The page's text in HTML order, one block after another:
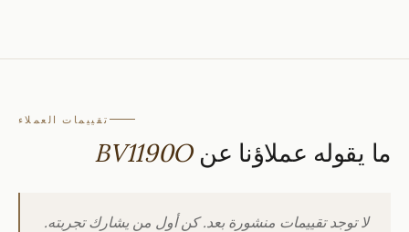
تقييمات العملاء
ما يقوله عملاؤنا عنBV1190O
لا توجد تقييمات منشورة بعد. كن أول من يشارك تجربته.